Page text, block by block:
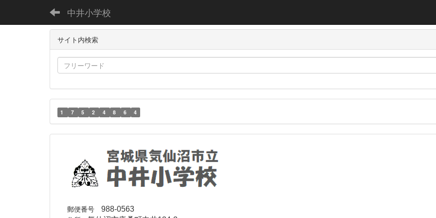
中井小学校
サイト内検索
1 7 5 2 4 8 6 4
郵便番号 988-0563